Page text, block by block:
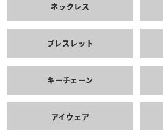
ネックレス
ブレスレット
キーチェーン
アイウェア